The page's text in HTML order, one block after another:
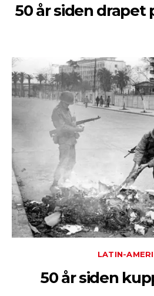
50 år siden drapet
LATIN-
50 år siden